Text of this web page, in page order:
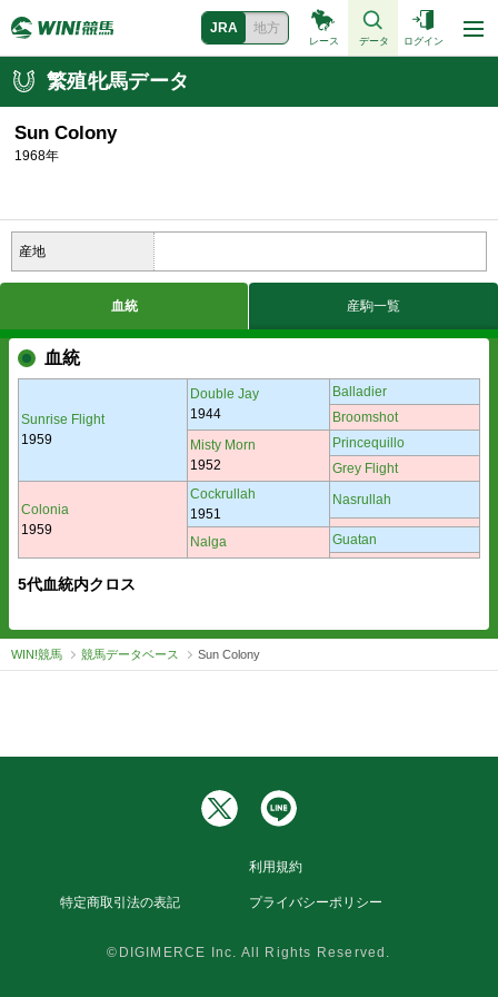
JRA 地方
レース データ ログイン
繁殖牝馬データ
Sun Colony
1968年
産地
血統 産駒一覧
血統
Sunrise Flight
1959
Double Jay
1944
Balladier
Broomshot
Misty Morn
1952
Princequillo
Grey Flight
Colonia
1959
Cockrullah
1951
Nasrullah
Nalga Guatan
5代血統内クロス
WIN!競馬 競馬データベース Sun Colony
利用規約
特定商取引法の表記 プライバシーポリシー
©DIGIMERCE Inc. All Rights Reserved.